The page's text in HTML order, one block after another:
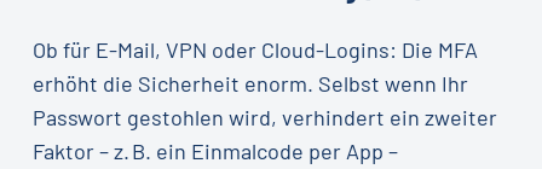
Ob für E-Mail, VPN oder Cloud-Logins: Die MFA
erhöht die Sicherheit enorm. Selbst wenn Ihr
Passwort gestohlen wird, verhindert ein zweiter
Faktor – z. B. ein Einmalcode per App –